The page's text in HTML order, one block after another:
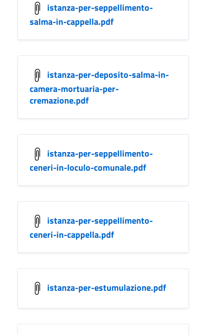
istanza-per-seppellimento-
salma-in-cappella.pdf
istanza-per-deposito-salma-in-
camera-mortuaria-per-
cremazione.pdf
istanza-per-seppellimento-
ceneri-in-loculo-comunale.pdf
istanza-per-seppellimento-
ceneri-in-cappella.pdf
istanza-per-estumulazione.pdf